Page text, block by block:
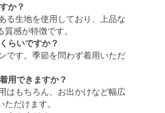
か？
る生地を使用しており、上品な
感が特徴です。
らいですか？
です。季節を問わず着用いただ
用できますか？
はもちろん、お出かけなど幅広
だけます。